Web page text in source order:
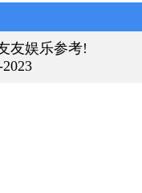
友娱乐参考!